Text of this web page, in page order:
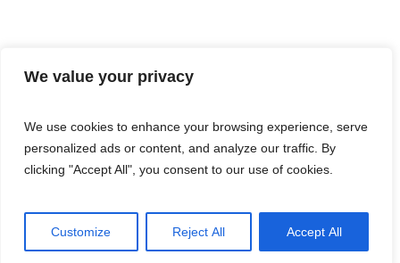
We value your privacy
We use cookies to enhance your browsing experience, serve
personalized ads or content, and analyze our traffic. By
clicking "Accept All", you consent to our use of cookies.
Customize Reject All Accept All